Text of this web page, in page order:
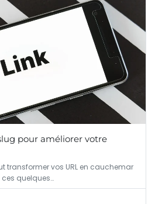
pour améliorer votre
transformer vos URL en cauchemar
ces quelques…